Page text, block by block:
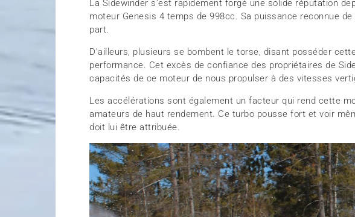
La Sidewinder s’est rapidement forgé une solide réputation
moteur Genesis 4 temps de 998cc. Sa puissance reconnue
part.
D’ailleurs, plusieurs se bombent le torse, disant posséder
performance. Cet excès de confiance des propriétaires de
capacités de ce moteur de nous propulser à des vitesses
Les accélérations sont également un facteur qui rend cette
amateurs de haut rendement. Ce turbo pousse fort et voir
doit lui être attribuée.